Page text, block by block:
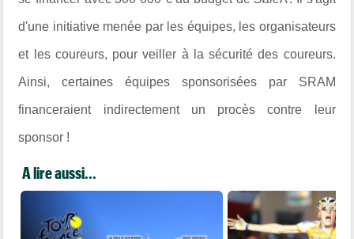
d'une initiative menée par les équipes, les organisateurs
et les coureurs, pour veiller à la sécurité des coureurs.
Ainsi, certaines équipes sponsorisées par SRAM
financeraient indirectement un procès contre leur
sponsor !
A lire aussi...